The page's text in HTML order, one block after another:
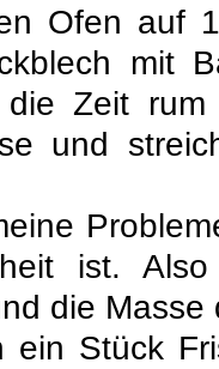
Ofen auf
mit
die Zeit
und
ist.
die Masse
ein Stück